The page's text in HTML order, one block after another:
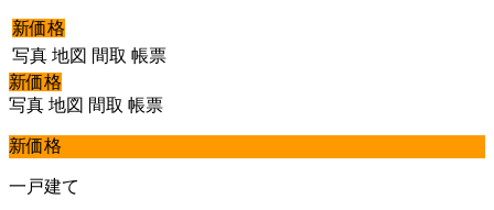
新価格
写真 地図 間取 帳票
新価格
写真 地図 間取 帳票
新価格
一戸建て